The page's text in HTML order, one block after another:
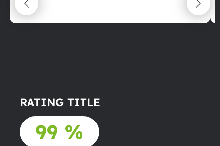
22.06.2025
RATING TITLE
99 %